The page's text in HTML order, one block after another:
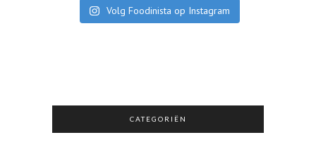
Volg Foodinista op Instagram
CATEGORIËN